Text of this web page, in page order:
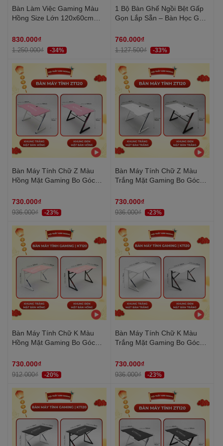
Bàn Làm Việc Gaming Màu
Hồng Size Lớn 120x60cm
Điện - Chuẩn Bị Hàng Trong
24h | ZG02 | Nội Thất Anh
830.000₫
1.250.000₫ -34%
1 Bộ Bàn Ghế Ngồi Bệt Gấp
Gọn Lắp Sẵn – Bàn Học Gỗ
Cao Cấp | Nội Thất Anh
Hoàng
760.000₫
1.127.500₫ -33%
Bàn Máy Tính Chữ Z Màu
Hồng Mặt Gaming Bo Góc
ZT120 | Nội Thất Anh Hoàng
730.000₫
936.000₫ -23%
Bàn Máy Tính Chữ Z Màu
Trắng Mặt Gaming Bo Góc
ZT120 | Nội Thất Anh Hoàng
730.000₫
936.000₫ -23%
Bàn Máy Tính Chữ K Màu
Hồng Mặt Gaming Bo Góc
KT120 | Nội Thất Anh Hoàng
730.000₫
912.000₫ -20%
Bàn Máy Tính Chữ K Màu
Trắng Mặt Gaming Bo Góc
KT120 | Nội Thất Anh Hoàng
730.000₫
936.000₫ -23%